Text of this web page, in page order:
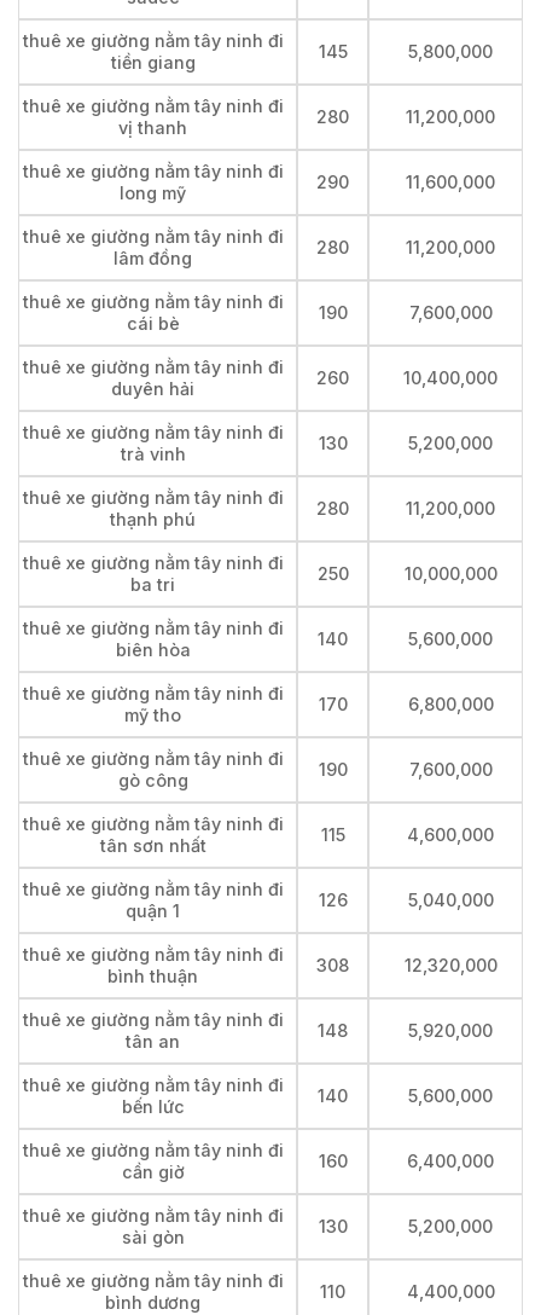
thuê xe giường nằm tây ninh đi
tiền giang
145 5,800,000
thuê xe giường nằm tây ninh đi
vị thanh
280 11,200,000
thuê xe giường nằm tây ninh đi
long mỹ
290 11,600,000
thuê xe giường nằm tây ninh đi
lâm đồng
280 11,200,000
thuê xe giường nằm tây ninh đi
cái bè
190 7,600,000
thuê xe giường nằm tây ninh đi
duyên hải
260 10,400,000
thuê xe giường nằm tây ninh đi
trà vinh
130 5,200,000
thuê xe giường nằm tây ninh đi
thạnh phú
280 11,200,000
thuê xe giường nằm tây ninh đi
ba tri
250 10,000,000
thuê xe giường nằm tây ninh đi
biên hòa
140 5,600,000
thuê xe giường nằm tây ninh đi
mỹ tho
170 6,800,000
thuê xe giường nằm tây ninh đi
gò công
190 7,600,000
thuê xe giường nằm tây ninh đi
tân sơn nhất
115 4,600,000
thuê xe giường nằm tây ninh đi
quận 1
126 5,040,000
thuê xe giường nằm tây ninh đi
bình thuận
308 12,320,000
thuê xe giường nằm tây ninh đi
tân an
148 5,920,000
thuê xe giường nằm tây ninh đi
bến lức
140 5,600,000
thuê xe giường nằm tây ninh đi
cần giờ
160 6,400,000
thuê xe giường nằm tây ninh đi
sài gòn
130 5,200,000
thuê xe giường nằm tây ninh đi
bình dương
110 4,400,000